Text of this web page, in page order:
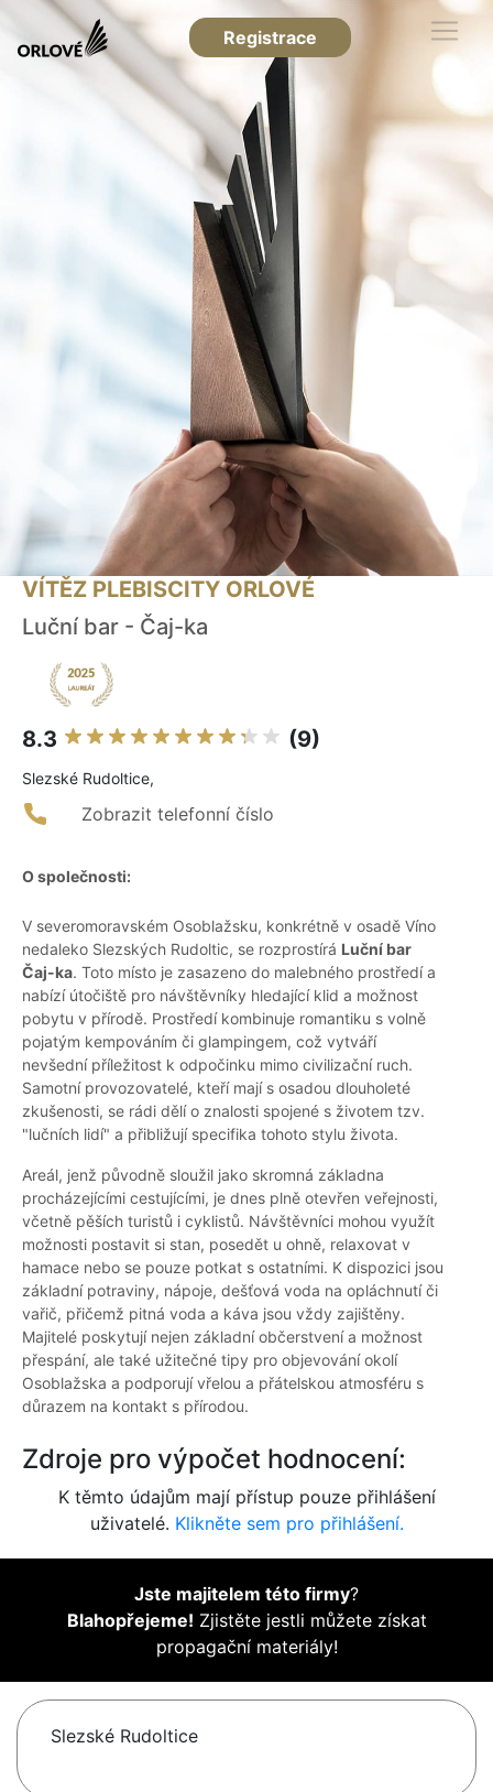
Registrace
VÍTĚZ PLEBISCITY ORLOVÉ
Luční bar - Čaj-ka
8.3 (9)
Slezské Rudoltice,
Zobrazit telefonní číslo
O společnosti:
V severomoravském Osoblažsku, konkrétně v osadě Víno
nedaleko Slezských Rudoltic, se rozprostírá Luční bar
Čaj-ka. Toto místo je zasazeno do malebného prostředí a
nabízí útočiště pro návštěvníky hledající klid a možnost
pobytu v přírodě. Prostředí kombinuje romantiku s volně
pojatým kempováním či glampingem, což vytváří
nevšední příležitost k odpočinku mimo civilizační ruch.
Samotní provozovatelé, kteří mají s osadou dlouholeté
zkušenosti, se rádi dělí o znalosti spojené s životem tzv.
"lučních lidí" a přibližují specifika tohoto stylu života.
Areál, jenž původně sloužil jako skromná základna
procházejícími cestujícími, je dnes plně otevřen veřejnosti,
včetně pěších turistů i cyklistů. Návštěvníci mohou využít
možnosti postavit si stan, posedět u ohně, relaxovat v
hamace nebo se pouze potkat s ostatními. K dispozici jsou
základní potraviny, nápoje, dešťová voda na opláchnutí či
vařič, přičemž pitná voda a káva jsou vždy zajištěny.
Majitelé poskytují nejen základní občerstvení a možnost
přespání, ale také užitečné tipy pro objevování okolí
Osoblažska a podporují vřelou a přátelskou atmosféru s
důrazem na kontakt s přírodou.
Zdroje pro výpočet hodnocení:
K těmto údajům mají přístup pouze přihlášení
uživatelé. Klikněte sem pro přihlášení.
Jste majitelem této firmy?
Blahopřejeme! Zjistěte jestli můžete získat
propagační materiály!
Slezské Rudoltice